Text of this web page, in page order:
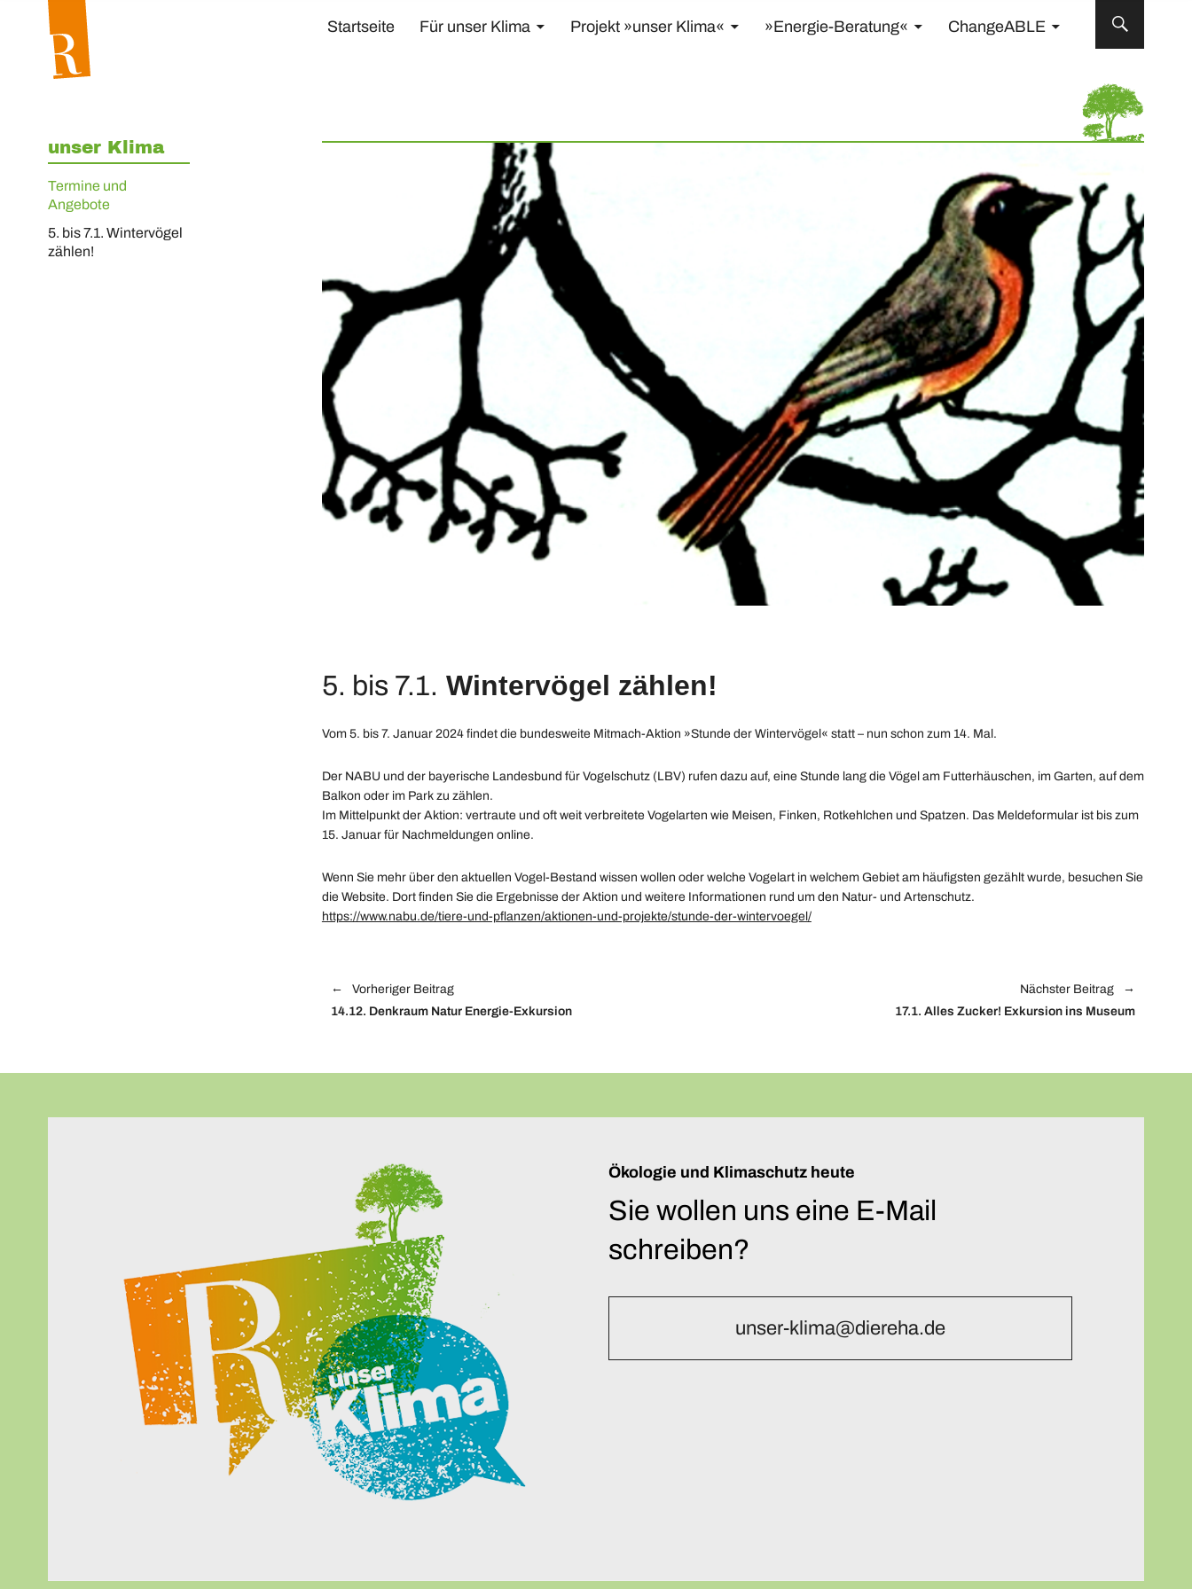
Startseite Für unser Klima Projekt »unser Klima« »Energie-Beratung« ChangeABLE
unser Klima
Termine und
Angebote
5. bis 7.1. Wintervögel
zählen!
5. bis 7.1. Wintervögel zählen!
Vom 5. bis 7. Januar 2024 findet die bundesweite Mitmach-Aktion »Stunde der Wintervögel« statt – nun schon zum 14. Mal.
Der NABU und der bayerische Landesbund für Vogelschutz (LBV) rufen dazu auf, eine Stunde lang die Vögel am Futterhäuschen, im Garten, auf dem
Balkon oder im Park zu zählen.
Im Mittelpunkt der Aktion: vertraute und oft weit verbreitete Vogelarten wie Meisen, Finken, Rotkehlchen und Spatzen. Das Meldeformular ist bis zum
15. Januar für Nachmeldungen online.
Wenn Sie mehr über den aktuellen Vogel-Bestand wissen wollen oder welche Vogelart in welchem Gebiet am häufigsten gezählt wurde, besuchen Sie
die Website. Dort finden Sie die Ergebnisse der Aktion und weitere Informationen rund um den Natur- und Artenschutz.
https://www.nabu.de/tiere-und-pflanzen/aktionen-und-projekte/stunde-der-wintervoegel/
Vorheriger Beitrag
14.12. Denkraum Natur Energie-Exkursion
Nächster Beitrag
17.1.Alles Zucker! Exkursion ins Museum
Ökologie und Klimaschutz heute
Sie wollen uns eine E-Mail
schreiben?
unser-klima@diereha.de